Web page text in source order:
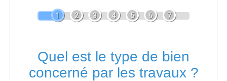
1 2 3 4 5 6 7
Quel est le type de bien
concerné par les travaux ?